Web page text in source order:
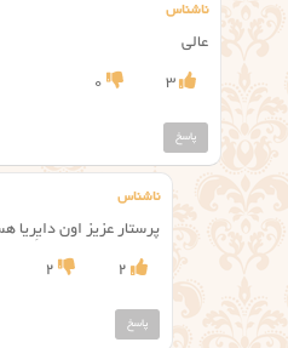
ناشناس
عالی
3
0
پاسخ
ناشناس
پرستار عزیز اون دایِریا
2
2
پاسخ